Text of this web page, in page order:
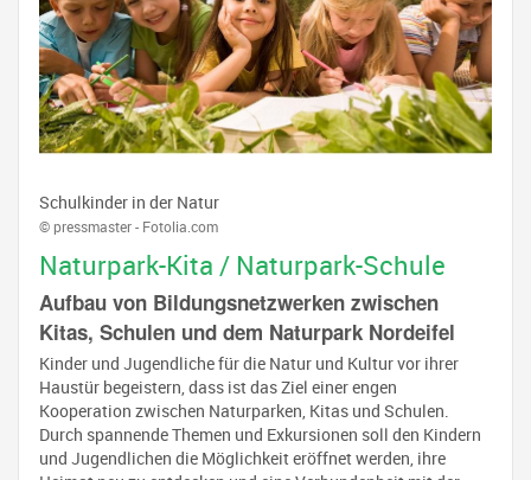
Schulkinder in der Natur
© pressmaster - Fotolia.com
Naturpark-Kita / Naturpark-Schule
Aufbau von Bildungsnetzwerken zwischen
Kitas, Schulen und dem Naturpark Nordeifel
Kinder und Jugendliche für die Natur und Kultur vor ihrer
Haustür begeistern, dass ist das Ziel einer engen
Kooperation zwischen Naturparken, Kitas und Schulen.
Durch spannende Themen und Exkursionen soll den Kindern
und Jugendlichen die Möglichkeit eröffnet werden, ihre